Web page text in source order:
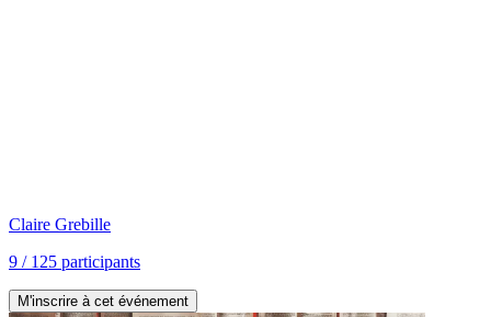
Claire Grebille
9 / 125 participants
M'inscrire à cet événement